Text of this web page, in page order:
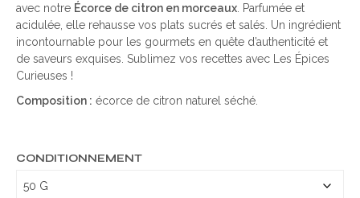
avec notre Écorce de citron en morceaux . Parfumée et
acidulée, elle rehausse vos plats sucrés et salés. Un ingrédient
incontournable pour les gourmets en quête d’authenticité et
de saveurs exquises. Sublimez vos recettes avec Les Épices
Curieuses !
Composition : écorce de citron naturel séché.
CONDITIONNEMENT